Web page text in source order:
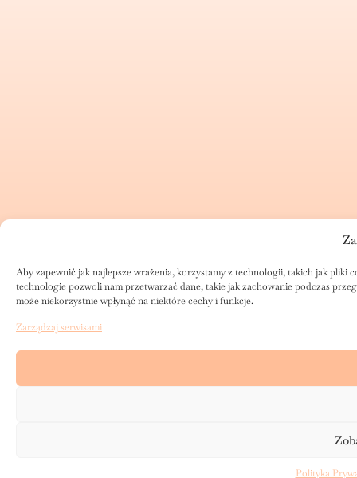
Aby zapewnić jak najlepsze wrażenia, korzystamy z technologii, takich jak
technologie pozwoli nam przetwarzać dane, takie jak zachowanie podczas
może niekorzystnie wpłynąć na niektóre cechy i funkcje.
Zarządzaj serwisami
Polityka